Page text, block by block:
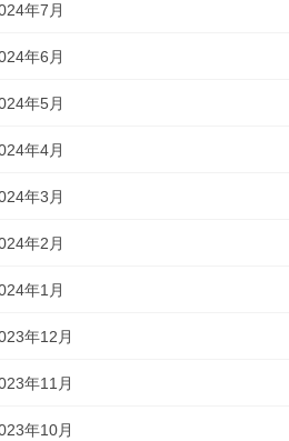
年7月
年6月
年5月
年4月
年3月
年2月
年1月
年12月
年11月
年10月